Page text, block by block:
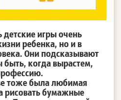
игры очень
ребенка, но и в
Они подсказывают
когда вырастем,
была любимая
рисовать бумажные